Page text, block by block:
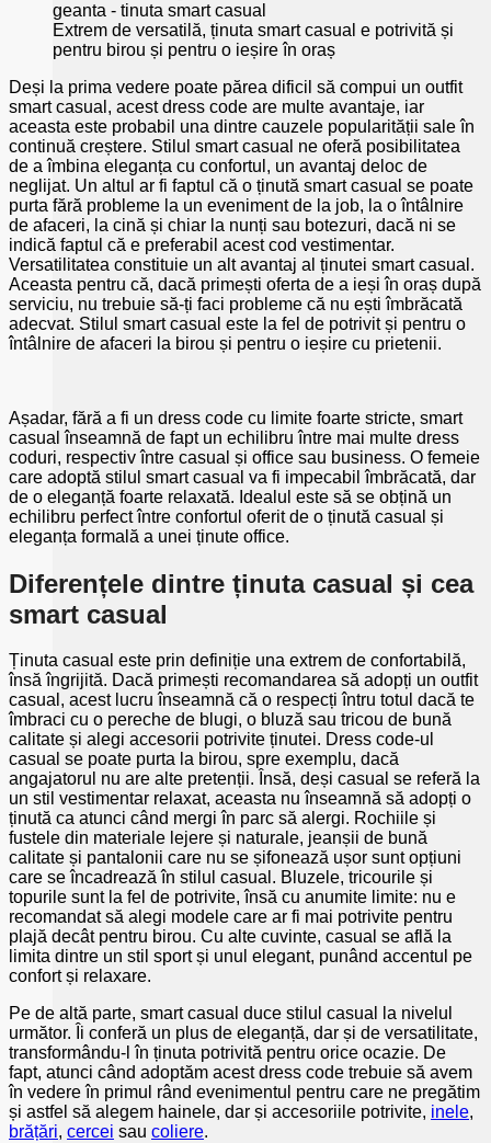
Extrem de versatilă, ținuta smart casual e potrivită și
pentru birou și pentru o ieșire în oraș
Deși la prima vedere poate părea dificil să compui un outfit
smart casual, acest dress code are multe avantaje, iar
aceasta este probabil una dintre cauzele popularității sale în
continuă creștere. Stilul smart casual ne oferă posibilitatea
de a îmbina eleganța cu confortul, un avantaj deloc de
neglijat. Un altul ar fi faptul că o ținută smart casual se poate
purta fără probleme la un eveniment de la job, la o întâlnire
de afaceri, la cină și chiar la nunți sau botezuri, dacă ni se
indică faptul că e preferabil acest cod vestimentar.
Versatilitatea constituie un alt avantaj al ținutei smart casual.
Aceasta pentru că, dacă primești oferta de a ieși în oraș după
serviciu, nu trebuie să-ți faci probleme că nu ești îmbrăcată
adecvat. Stilul smart casual este la fel de potrivit și pentru o
întâlnire de afaceri la birou și pentru o ieșire cu prietenii.
Așadar, fără a fi un dress code cu limite foarte stricte, smart
casual înseamnă de fapt un echilibru între mai multe dress
coduri, respectiv între casual și office sau business. O femeie
care adoptă stilul smart casual va fi impecabil îmbrăcată, dar
de o eleganță foarte relaxată. Idealul este să se obțină un
echilibru perfect între confortul oferit de o ținută casual și
eleganța formală a unei ținute office.
Diferențele dintre ținuta casual și cea
smart casual
Ținuta casual este prin definiție una extrem de confortabilă,
însă îngrijită. Dacă primești recomandarea să adopți un outfit
casual, acest lucru înseamnă că o respecți întru totul dacă te
îmbraci cu o pereche de blugi, o bluză sau tricou de bună
calitate și alegi accesorii potrivite ținutei. Dress code-ul
casual se poate purta la birou, spre exemplu, dacă
angajatorul nu are alte pretenții. Însă, deși casual se referă la
un stil vestimentar relaxat, aceasta nu înseamnă să adopți o
ținută ca atunci când mergi în parc să alergi. Rochiile și
fustele din materiale lejere și naturale, jeanșii de bună
calitate și pantalonii care nu se șifonează ușor sunt opțiuni
care se încadrează în stilul casual. Bluzele, tricourile și
topurile sunt la fel de potrivite, însă cu anumite limite: nu e
recomandat să alegi modele care ar fi mai potrivite pentru
plajă decât pentru birou. Cu alte cuvinte, casual se află la
limita dintre un stil sport și unul elegant, punând accentul pe
confort și relaxare.
Pe de altă parte, smart casual duce stilul casual la nivelul
următor. Îi conferă un plus de eleganță, dar și de versatilitate,
transformându-l în ținuta potrivită pentru orice ocazie. De
fapt, atunci când adoptăm acest dress code trebuie să avem
în vedere în primul rând evenimentul pentru care ne pregătim
și astfel să alegem hainele, dar și accesoriile potrivite, inele,
brățări, cercei sau coliere.